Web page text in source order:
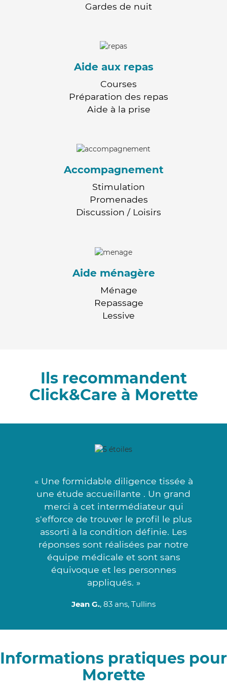
Gardes de nuit
Aide aux repas
Courses
Préparation des repas
Aide à la prise
Accompagnement
Stimulation
Promenades
Discussion / Loisirs
Aide ménagère
Ménage
Repassage
Lessive
Ils recommandent
Click&Care à Morette
« Une formidable diligence tissée à
une étude accueillante . Un grand
merci à cet intermédiateur qui
s'efforce de trouver le profil le plus
assorti à la condition définie. Les
réponses sont réalisées par notre
équipe médicale et sont sans
équivoque et les personnes
appliqués. »
Jean G., 83 ans, Tullins
Informations pratiques pour
Morette